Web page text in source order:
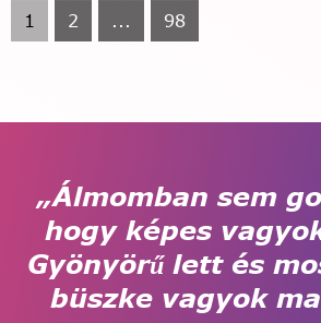
1 2 ... 98
„Álmomban sem
hogy képes
Gyönyörű lett és
büszke vagyok